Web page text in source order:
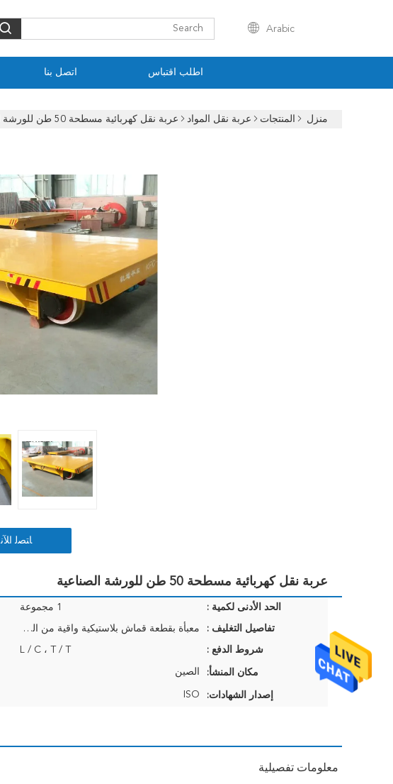
Arabic
اتصل بنا اطلب اقتباس
منزل المنتجات عربة نقل المواد عربة نقل كهربائية مسطحة 50 طن للورشة الصناعية
ﺎﺘﺼﻟ ﺍﻶﻧ
عربة نقل كهربائية مسطحة 50 طن للورشة الصناعية
الحد الأدنى لكمية : 1 مجموعة
تفاصيل التغليف : معبأة بقطعة قماش بلاستيكية واقية من المطر
شروط الدفع : L / C ، T / T
مكان المنشأ: الصين
إصدار الشهادات: ISO
معلومات تفصيلية